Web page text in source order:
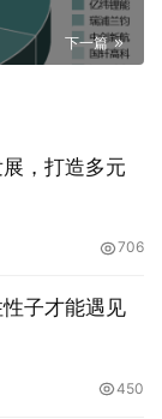
下一篇
，打造多元
706
子才能遇见
450